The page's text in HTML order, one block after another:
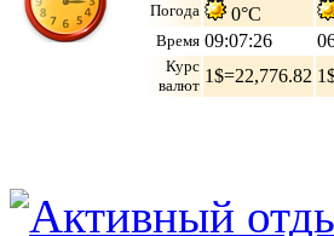
Погода 0°C
Время 09:07:27
Курс
валют 1$=22,776.82